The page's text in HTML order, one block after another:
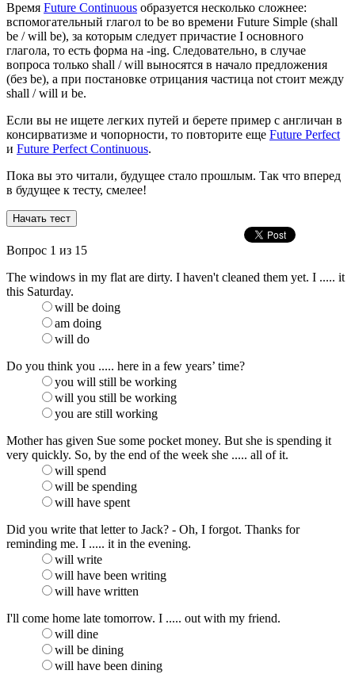
Время Future Continuous образуется несколько сложнее:
вспомогательный глагол to be во времени Future Simple (shall
be / will be), за которым следует причастие I основного
глагола, то есть форма на -ing. Следовательно, в случае
вопроса только shall / will выносятся в начало предложения
(без be), а при постановке отрицания частица not стоит между
shall / will и be.
Если вы не ищете легких путей и берете пример с англичан в
консирватизме и чопорности, то повторите еще Future Perfect
и Future Perfect Continuous.
Пока вы это читали, будущее стало прошлым. Так что вперед
в будущее к тесту, смелее!
Вопрос 1 из 15
The windows in my flat are dirty. I haven't cleaned them yet. I ..... it
this Saturday.
will be doing
am doing
will do
Do you think you ..... here in a few years’ time?
you will still be working
will you still be working
you are still working
Mother has given Sue some pocket money. But she is spending it
very quickly. So, by the end of the week she ..... all of it.
will spend
will be spending
will have spent
Did you write that letter to Jack? - Oh, I forgot. Thanks for
reminding me. I ..... it in the evening.
will write
will have been writing
will have written
I'll come home late tomorrow. I ..... out with my friend.
will dine
will be dining
will have been dining